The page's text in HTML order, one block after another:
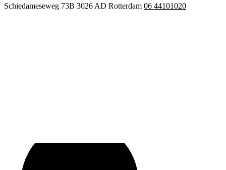
Schiedameseweg 73B 3026 AD Rotterdam 06 44101020